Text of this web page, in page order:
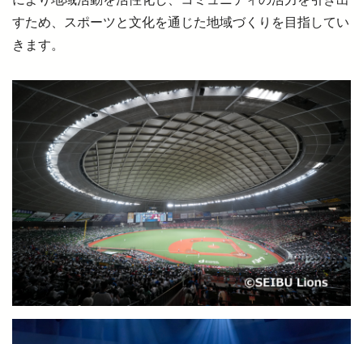
おでかけ
より安全に・快適に
ニュースルーム
企業情報
採用情報
すため、スポーツと文化を通じた地域づくりを目指してい
きます。